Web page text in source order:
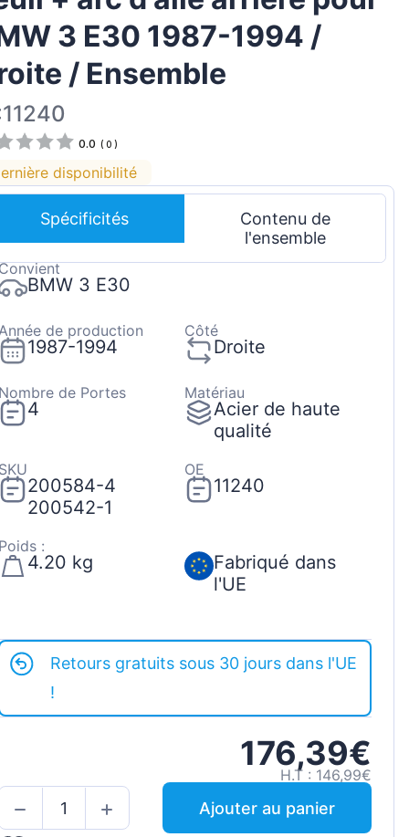
Magyar
Lietuvių
Hrvatski
3 E30 1987-1994 /
/ Ensemble
0.0 ( 0 )
disponibilité
Spécificités
Contenu de
l'ensemble
BMW 3 E30
de production
1987-1994
Côté
Droite
de Portes
4
Matériau
Acier de haute
qualité
200584-4
200542-1
OE
11240
:
4.20 kg
Fabriqué dans
l'UE
Retours gratuits sous 30 jours dans l'UE
!
176,39€
H.T : 146,99€
Ajouter au panier